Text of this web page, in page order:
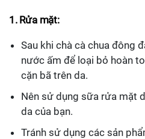
1. Rửa mặt:
Sau khi chà cà chua đông
nước ấm để loại bỏ hoàn
cặn bã trên da.
Nên sử dụng sữa rửa mặt
da của bạn.
Tránh sử dụng các sản